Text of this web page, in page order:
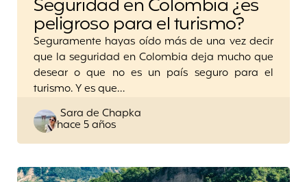
Seguridad en Colombia ¿es
peligroso para el turismo?
Seguramente hayas oído más de una vez decir
que la seguridad en Colombia deja mucho que
desear o que no es un país seguro para el
turismo. Y es que…
Posted
by
Sara de Chapka
hace 5 años